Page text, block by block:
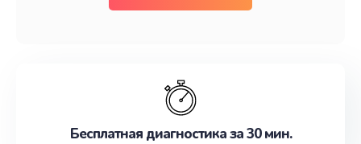
Бесплатная диагностика за 30 мин.